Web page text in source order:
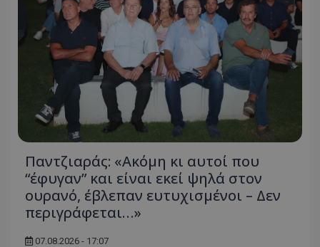
Παντζιαράς: «Ακόμη κι αυτοί που
“έφυγαν” και είναι εκεί ψηλά στον
ουρανό, έβλεπαν ευτυχισμένοι – Δεν
περιγράφεται…»
07.08.2026 - 17:07